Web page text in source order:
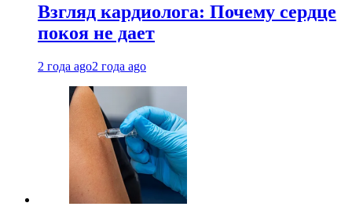
Взгляд кардиолога: Почему сердце
покоя не дает
2 года ago2 года ago